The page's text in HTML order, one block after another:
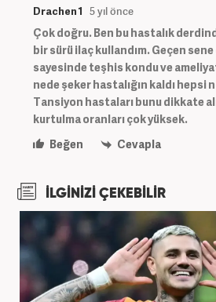
Drachen 1 5 yıl önce
Çok doğru. Ben bu hastalık
bir sürü ilaç kullandım. Geçen
sayesinde teşhis kondu ve
nede şeker hastalığın kaldı hepsi
Tansiyon hastaları bunu dikkate
kurtulma oranları çok yüksek.
Beğen
Cevapla
İLGİNİZİ ÇEKEBİLİR